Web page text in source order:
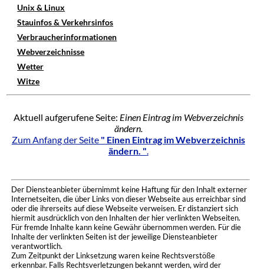
Unix & Linux
Stauinfos & Verkehrsinfos
Verbraucherinformationen
Webverzeichnisse
Wetter
Witze
Aktuell aufgerufene Seite: Einen Eintrag im Webverzeichnis
ändern.
Zum Anfang der Seite " Einen Eintrag im Webverzeichnis
ändern. ".
Der Diensteanbieter übernimmt keine Haftung für den Inhalt externer
Internetseiten, die über Links von dieser Webseite aus erreichbar sind
oder die ihrerseits auf diese Webseite verweisen. Er distanziert sich
hiermit ausdrücklich von den Inhalten der hier verlinkten Webseiten.
Für fremde Inhalte kann keine Gewähr übernommen werden. Für die
Inhalte der verlinkten Seiten ist der jeweilige Diensteanbieter
verantwortlich.
Zum Zeitpunkt der Linksetzung waren keine Rechtsverstöße
erkennbar. Falls Rechtsverletzungen bekannt werden, wird der